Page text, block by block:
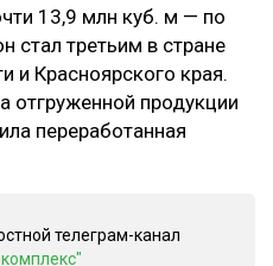
13,9 млн куб. м — по
стал третьим в стране
и Красноярского края.
отгруженной продукции
переработанная
телеграм-канал